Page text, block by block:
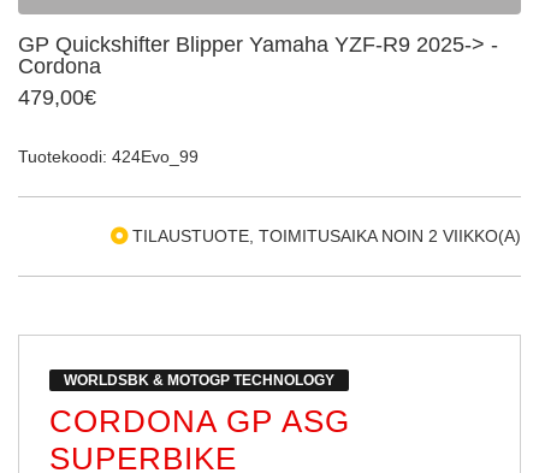
GP Quickshifter Blipper Yamaha YZF-R9 2025-> -
Cordona
479,00€
Tuotekoodi: 424Evo_99
TILAUSTUOTE, TOIMITUSAIKA NOIN 2 VIIKKO(A)
WORLDSBK & MOTOGP TECHNOLOGY
CORDONA GP ASG
SUPERBIKE